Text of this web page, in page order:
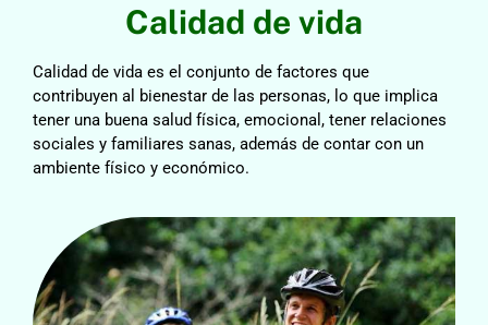
Calidad de vida
Calidad de vida es el conjunto de factores que
contribuyen al bienestar de las personas, lo que implica
tener una buena salud física, emocional, tener relaciones
sociales y familiares sanas, además de contar con un
ambiente físico y económico.